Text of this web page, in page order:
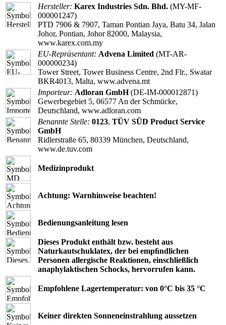
Hersteller: Karex Industries Sdn. Bhd. (MY-MF-
000001247)
PTD 7906 & 7907, Taman Pontian Jaya, Batu 34, Jalan
Johor, Pontian, Johor 82000, Malaysia,
www.karex.com.my
EU-Repräsentant: Advena Limited (MT-AR-
000000234)
Tower Street, Tower Business Centre, 2nd Flr., Swatar
BKR4013, Malta, www.advena.mt
Importeur: Adloran GmbH(DE-IM-000012871)
Gewerbegebiet 5, 06577 An der Schmücke,
Deutschland, www.adloran.com
Benannte Stelle: 0123, TÜV SÜD Product Service
GmbH
Ridlerstraße 65, 80339 München, Deutschland,
www.de.tuv.com
Medizinprodukt
Achtung: Warnhinweise beachten!
Bedienungsanleitung lesen
Dieses Produkt enthält bzw. besteht aus
Naturkautschuklatex, der bei empﬁndlichen
Personen allergische Reaktionen, einschließlich
anaphylaktischen Schocks, hervorrufen kann.
Empfohlene Lagertemperatur: von 0°C bis 35 °C
Keiner direkten Sonneneinstrahlung aussetzen